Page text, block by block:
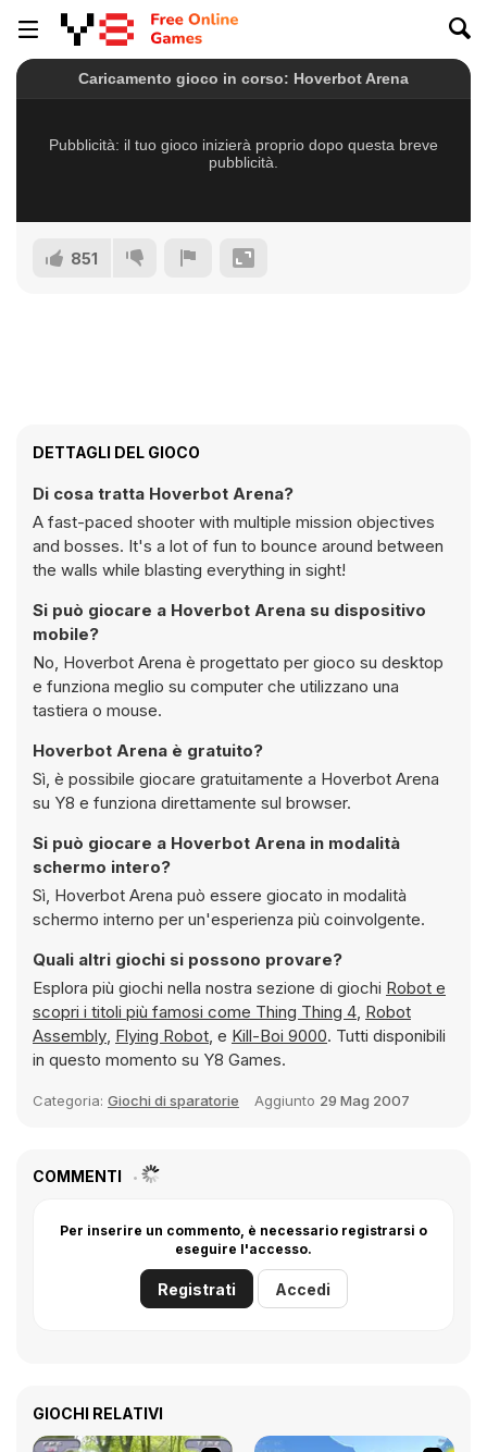
851
DETTAGLI DEL GIOCO
Di cosa tratta Hoverbot Arena?
A fast-paced shooter with multiple mission objectives
and bosses. It's a lot of fun to bounce around between
the walls while blasting everything in sight!
Si può giocare a Hoverbot Arena su dispositivo
mobile?
No, Hoverbot Arena è progettato per gioco su desktop
e funziona meglio su computer che utilizzano una
tastiera o mouse.
Hoverbot Arena è gratuito?
Sì, è possibile giocare gratuitamente a Hoverbot Arena
su Y8 e funziona direttamente sul browser.
Si può giocare a Hoverbot Arena in modalità
schermo intero?
Sì, Hoverbot Arena può essere giocato in modalità
schermo interno per un'esperienza più coinvolgente.
Quali altri giochi si possono provare?
Esplora più giochi nella nostra sezione di giochi Robot e
scopri i titoli più famosi come Thing Thing 4, Robot
Assembly, Flying Robot, e Kill-Boi 9000. Tutti disponibili
in questo momento su Y8 Games.
Categoria: Giochi di sparatorie Aggiunto 29 Mag 2007
COMMENTI
Per inserire un commento, è necessario registrarsi o
eseguire l'accesso.
Registrati Accedi
GIOCHI RELATIVI